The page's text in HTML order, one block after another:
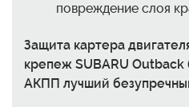
повреждение слоя
Защита картера
крепеж SUBARU Outback
АКПП лучший